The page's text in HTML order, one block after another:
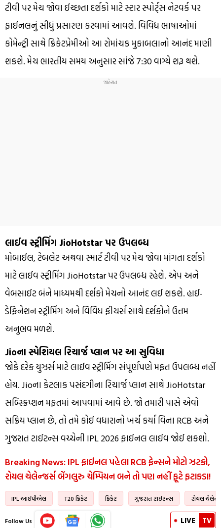
ટીવી પર મેચ જોવા ઈચ્છતા દર્શકો માટે સ્ટાર સ્પોર્ટ્સ નેટવર્ક પર
ફાઈનલનું સીધું પ્રસારણ કરવામાં આવશે. વિવિધ ભાષાઓમાં
કોમેન્ટ્રી સાથે ક્રિકેટપ્રેમીઓ આ રોમાંચક મુકાબલાનો આનંદ માણી
શકશે. મેચ ભારતીય સમય અનુસાર સાંજે 7:30 વાગ્યે શરૂ થશે.
લાઈવ સ્ટ્રીમિંગ JioHotstar પર ઉપલબ્ધ
મોબાઈલ, ટેબલેટ અથવા સ્માર્ટ ટીવી પર મેચ જોવા માંગતા દર્શકો
માટે લાઈવ સ્ટ્રીમિંગ JioHotstar પર ઉપલબ્ધ રહેશે. એપ અને
વેબસાઈટ બંને માધ્યમથી દર્શકો મેચનો આનંદ લઈ શકશે. હાઈ-
ડેફિનેશન સ્ટ્રીમિંગ અને વિવિધ ફીચર્સ સાથે દર્શકોને ઉત્તમ
અનુભવ મળશે.
Jioના સ્પેશિયલ રિચાર્જ પ્લાન પર આ સુવિધા
જોકે દરેક યુઝર્સ માટે લાઈવ સ્ટ્રીમિંગ સંપૂર્ણપણે મફત ઉપલબ્ધ નહીં
હોય. Jioના કેટલાક પસંદગીના રિચાર્જ પ્લાન સાથે JioHotstar
સબ્સ્ક્રિપ્શન મફતમાં આપવામાં આવે છે. જો તમારી પાસે એવો
સક્રિય પ્લાન છે, તો તમે કોઈ વધારાનો ખર્ચ કર્યા વિના RCB અને
ગુજરાત ટાઈટન્સ વચ્ચેની IPL 2026 ફાઈનલ લાઈવ જોઈ શકશો.
Breaking News: IPL ફાઈનલ પહેલા RCB ફેન્સને મોટો ઝટકો,
રોયલ ચેલેન્જર્સ બેંગલુરુ ચેમ્પિયન બને તો પણ નહીં ફૂટે ફટાકડા!
IPL આઈપીએલ T20 ક્રિકેટ ક્રિકેટ ગુજરાત ટાઈટન્સ રોયલ
Follow Us LIVE TV